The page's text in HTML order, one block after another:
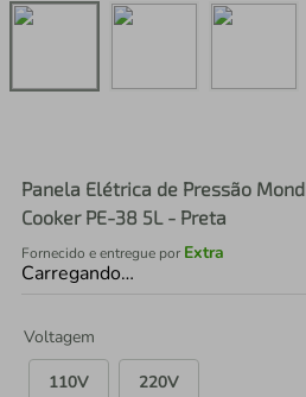
Panela Elétrica de Pressão
Cooker PE-38 5L - Preta
Fornecido e entregue por Extra
Carregando…
Voltagem
110V
220V
perfume